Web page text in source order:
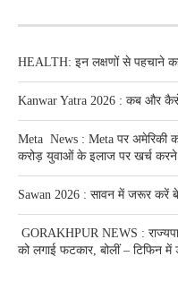
HEALTH: इन लक्षणों से पहचाने
Kanwar Yatra 2026 : कब और
Meta News : Meta पर अमेरिकी
करोड़ युवाओं के इलाज पर खर्च
Sawan 2026 : सावन में जरूर करें
GORAKHPUR NEWS :
को लगाई फटकार, बोलीं – टिफिन